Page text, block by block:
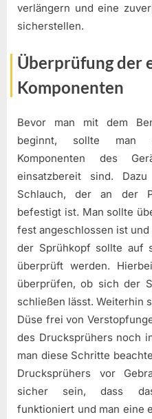
verlängern und eine
sicherstellen.
Überprüfung der
Komponenten
Bevor man mit dem
beginnt, sollte man
Komponenten des
einsatzbereit sind.
Schlauch, der an der
befestigt ist. Man sollte
fest angeschlossen ist
der Sprühkopf sollte auf
überprüft werden.
überprüfen, ob sich der
schließen lässt. Weiterhin
Düse frei von
des Drucksprühers noch
man diese Schritte
Drucksprühers vor
sicher sein, dass
funktioniert und man eine